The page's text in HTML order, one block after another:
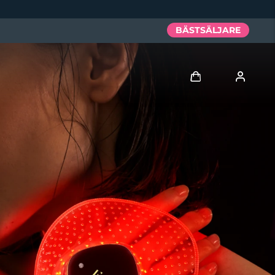
BÄSTSÄLJARE
Mina enheter
Mina beställningar
Mina adresser
Mina prenumerationer